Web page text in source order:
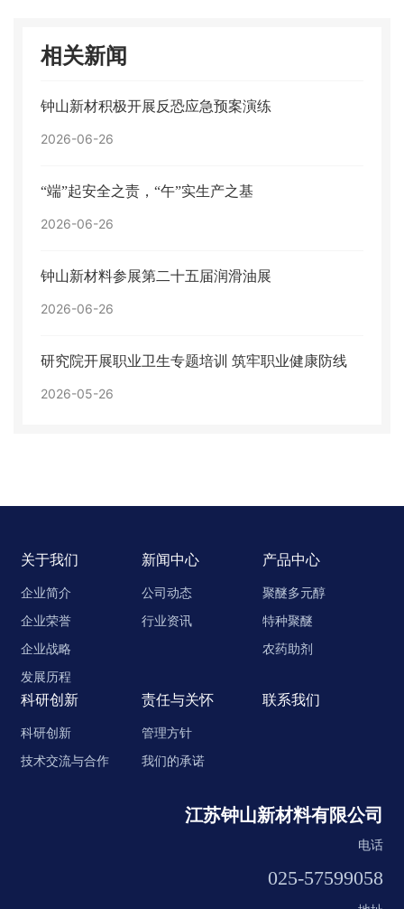
相关新闻
钟山新材积极开展反恐应急预案演练
2026-06-26
“端”起安全之责，“午”实生产之基
2026-06-26
钟山新材料参展第二十五届润滑油展
2026-06-26
研究院开展职业卫生专题培训 筑牢职业健康防线
2026-05-26
关于我们
企业简介
企业荣誉
企业战略
发展历程
新闻中心
公司动态
行业资讯
产品中心
聚醚多元醇
特种聚醚
农药助剂
科研创新
科研创新
技术交流与合作
责任与关怀
管理方针
我们的承诺
联系我们
江苏钟山新材料有限公司
电话
025-57599058